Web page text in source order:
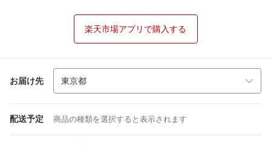
楽天市場アプリで購入する
お届け先
配送予定 商品の種類を選択すると表示されます